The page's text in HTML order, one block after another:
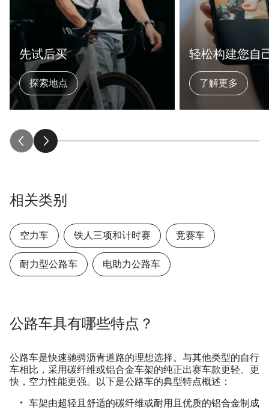
先试后买
探索地点
轻松构建您自
了解更多
相关类别
空力车 铁人三项和计时赛 竞赛车
耐力型公路车 电助力公路车
公路车具有哪些特点？
公路车是快速驰骋沥青道路的理想选择。与其他类型的自行
车相比，采用碳纤维或铝合金车架的纯正出赛车款更轻、更
快，空力性能更强。以下是公路车的典型特点概述：
车架由超轻且舒适的碳纤维或耐用且优质的铝合金制成